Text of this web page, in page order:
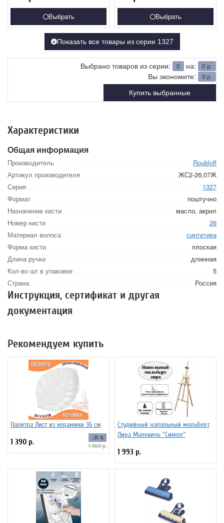
Выбрать Выбрать
Показать все товары из серии 1327
Выбрано товаров из серии: 0 на: 0 р.
Вы экономите: 0 р.
Купить выбранные
Характеристики
Общая информация
Производитель
Roubloff
Артикул производителя
ЖС2-26,07Ж
Серия
1327
Формат
поштучно
Назначение кисти
масло, акрил
Номер кисти
26
Материал волоса
синтетика
Форма кисти
плоская
Длина ручки
длинная
Кол-во шт в упаковке
5
Страна
Россия
Инструкция, сертификат и другая
документация
Рекомендуем купить
Палитра Лист из керамики 36 см
1 390 р. -25 %
1 860 р.
Студийный напольный мольберт
Лира Малевичъ "Симпл"
1 993 р.